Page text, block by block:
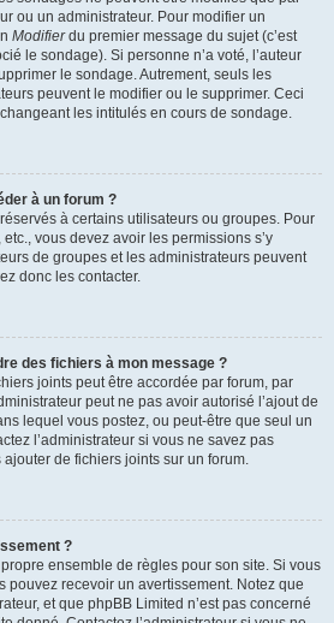
ou un administrateur. Pour modifier un
Modifierdu premier message du sujet (c’est
le sondage). Si personne n’a voté, l’auteur
le sondage. Autrement, seuls les
peuvent le modifier ou le supprimer. Ceci
les intitulés en cours de sondage.
à un forum ?
à certains utilisateurs ou groupes. Pour
vous devez avoir les permissions s’y
de groupes et les administrateurs peuvent
donc les contacter.
des fichiers à mon message ?
joints peut être accordée par forum, par
peut ne pas avoir autorisé l’ajout de
lequel vous postez, ou peut-être que seul un
l’administrateur si vous ne savez pas
de fichiers joints sur un forum.
?
ensemble de règles pour son site. Si vous
pouvez recevoir un avertissement. Notez que
et que phpBB Limited n’est pas concerné